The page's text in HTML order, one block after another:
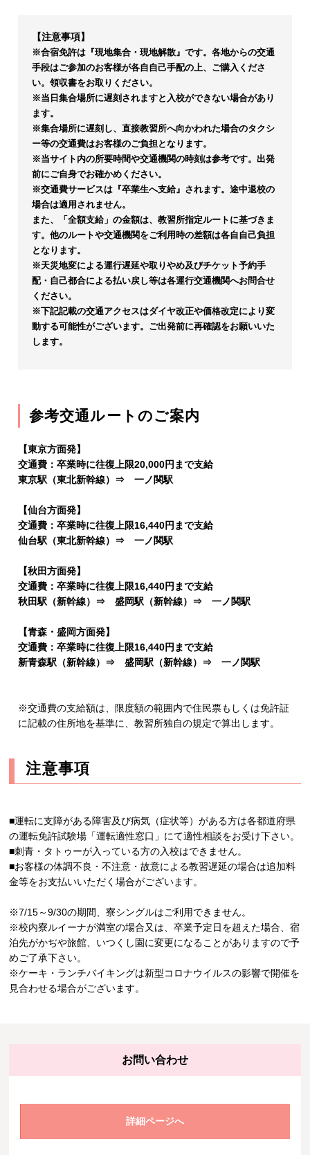
【注意事項】
※合宿免許は『現地集合・現地解散』です。各地からの交通
手段はご参加のお客様が各自自己手配の上、ご購入くださ
い。領収書をお取りください。
※当日集合場所に遅刻されますと入校ができない場合があり
ます。
※集合場所に遅刻し、直接教習所へ向かわれた場合のタクシ
ー等の交通費はお客様のご負担となります。
※当サイト内の所要時間や交通機関の時刻は参考です。出発
前にご自身でお確かめください。
※交通費サービスは『卒業生へ支給』されます。途中退校の
場合は適用されません。
また、「全額支給」の金額は、教習所指定ルートに基づきま
す。他のルートや交通機関をご利用時の差額は各自自己負担
となります。
※天災地変による運行遅延や取りやめ及びチケット予約手
配・自己都合による払い戻し等は各運行交通機関へお問合せ
ください。
※下記記載の交通アクセスはダイヤ改正や価格改定により変
動する可能性がございます。ご出発前に再確認をお願いいた
します。
参考交通ルートのご案内
【東京方面発】
交通費：卒業時に往復上限20,000円まで支給
東京駅（東北新幹線）⇒ 一ノ関駅
【仙台方面発】
交通費：卒業時に往復上限16,440円まで支給
仙台駅（東北新幹線）⇒ 一ノ関駅
【秋田方面発】
交通費：卒業時に往復上限16,440円まで支給
秋田駅（新幹線）⇒ 盛岡駅（新幹線）⇒ 一ノ関駅
【青森・盛岡方面発】
交通費：卒業時に往復上限16,440円まで支給
新青森駅（新幹線）⇒ 盛岡駅（新幹線）⇒ 一ノ関駅
※交通費の支給額は、限度額の範囲内で住民票もしくは免許証
に記載の住所地を基準に、教習所独自の規定で算出します。
注意事項
■運転に支障がある障害及び病気（症状等）がある方は各都道府県
の運転免許試験場「運転適性窓口」にて適性相談をお受け下さい。
■刺青・タトゥーが入っている方の入校はできません。
■お客様の体調不良・不注意・故意による教習遅延の場合は追加料
金等をお支払いいただく場合がございます。
※7/15～9/30の期間、寮シングルはご利用できません。
※校内寮ルイーナが満室の場合又は、卒業予定日を超えた場合、宿
泊先がかぢや旅館、いつくし園に変更になることがありますので予
めご了承下さい。
※ケーキ・ランチバイキングは新型コロナウイルスの影響で開催を
見合わせる場合がございます。
お問い合わせ
詳細ページへ